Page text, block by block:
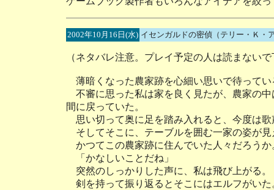
2002年10月16日(水) イセンガルドの密偵（テリー・Ｋ
（ネタバレ注意。プレイ予定の人は読まない
薄暗くなった農家跡を心細い思いで待って
不審に思った私は家を良く見たが、農家の
間に戻っていた。
思い切って奥に足を踏み入れると、今度は
そしてそこに、テーブルを囲む一家の姿が見
かつてこの農家跡に住んでいた人々だろうか
「かなしいことだね」
突然のしっかりした声に、私は飛び上がる。
剣を持って振り返るとそこにはエルフがいた